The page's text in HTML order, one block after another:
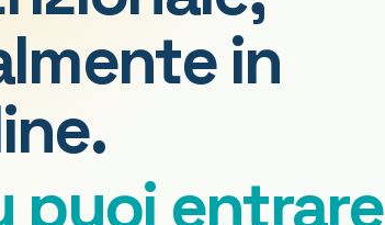
in
puoi entrare